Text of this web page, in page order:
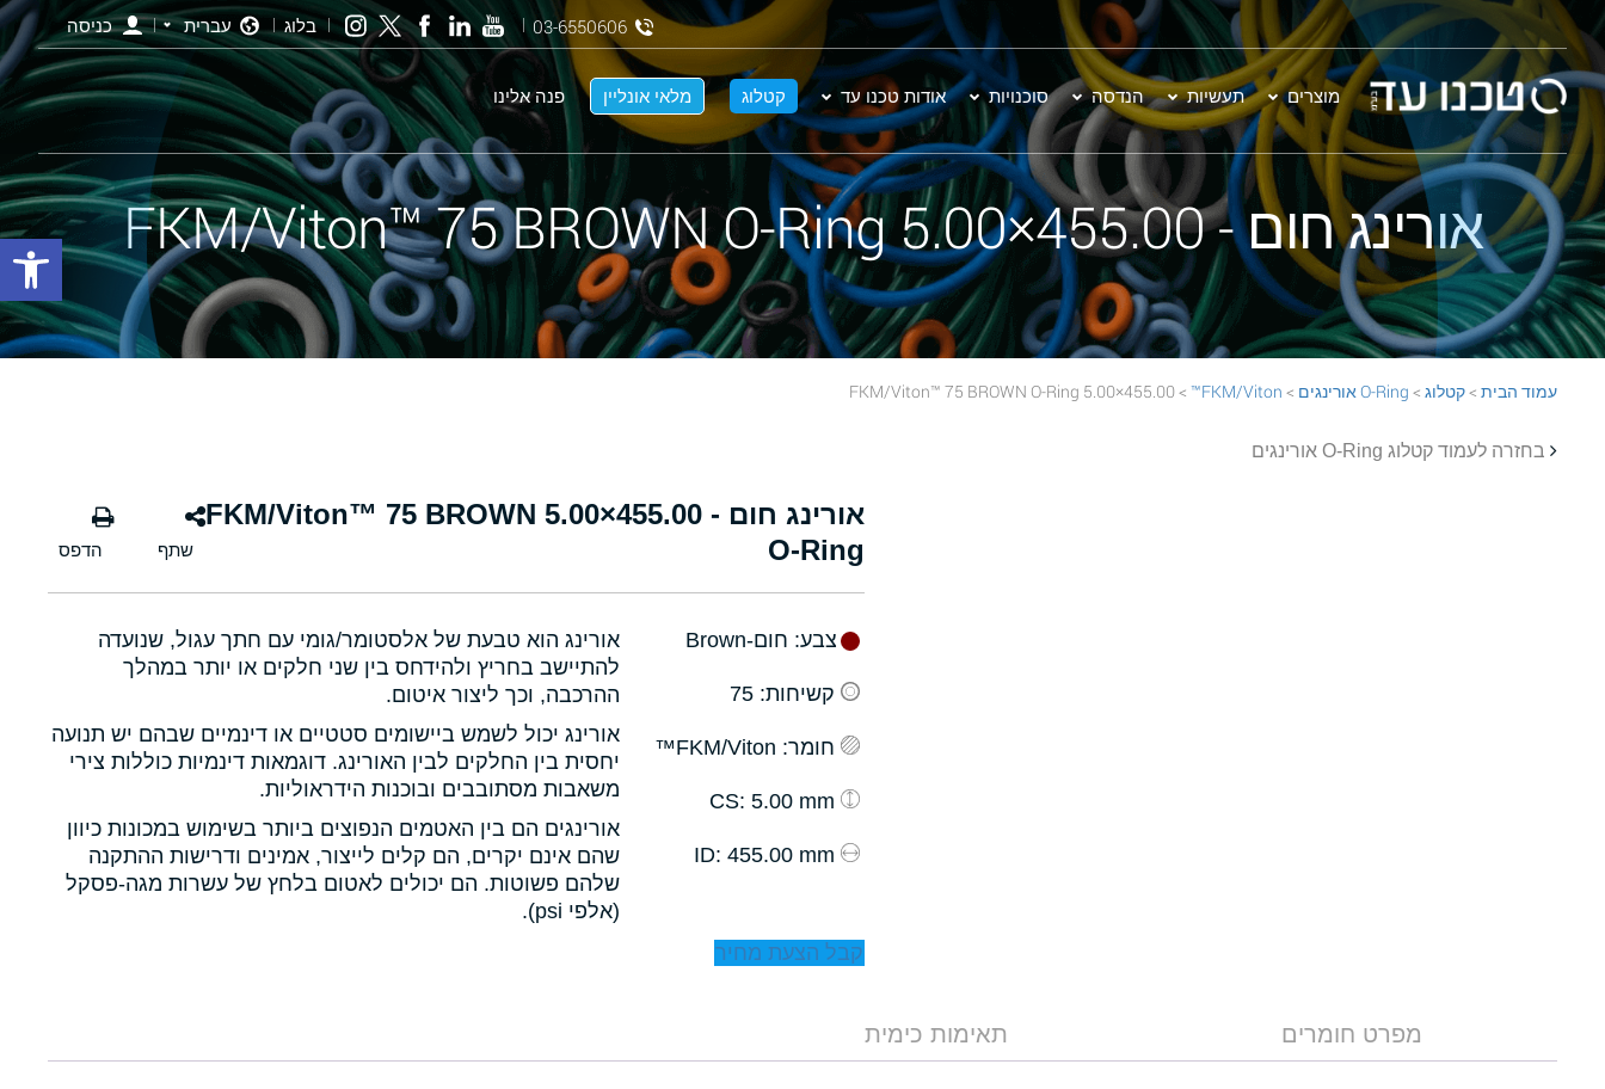
מוצרים תעשיות הנדסה סוכנויות אודות טכנו עד קטלוג מלאי אונליין פנה אלינו
03-6550606 בלוג עברית כניסה
אורינג חום - 455.00×5.00 FKM/Viton™ 75 BROWN O-Ring
עמוד הבית >קטלוג > O-Ring אורינגים >
FKM/Viton™
> 455.00×5.00 FKM/Viton™ 75 BROWN O-Ring
בחזרה לעמוד קטלוג O-Ring אורינגים
אורינג חום - 455.00×5.00 FKM/Viton™ 75 BROWN
O-Ring
אורינג הוא טבעת של אלסטומר/גומי עם חתך עגול, שנועדה
להתיישב בחריץ ולהידחס בין שני חלקים או יותר במהלך
ההרכבה, וכך ליצור איטום.
אורינג יכול לשמש ביישומים סטטיים או דינמיים שבהם יש תנועה
יחסית בין החלקים לבין האורינג. דוגמאות דינמיות כוללות צירי
משאבות מסתובבים ובוכנות הידראוליות.
אורינגים הם בין האטמים הנפוצים ביותר בשימוש במכונות כיוון
שהם אינם יקרים, הם קלים לייצור, אמינים ודרישות ההתקנה
שלהם פשוטות. הם יכולים לאטום בלחץ של עשרות מגה-פסקל
(אלפי psi).
צבע: חום-Brown
קשיחות: 75
חומר: FKM/Viton™
: 5.00 mm
: 455.00 mm
קבל הצעת מחיר
מפרט חומרים תאימות כימית
פתח